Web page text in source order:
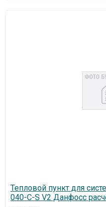
Тепловой пункт для
040-C-S V2 Данфосс